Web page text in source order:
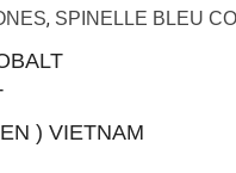
, SPINELLE BLEU
) VIETNAM